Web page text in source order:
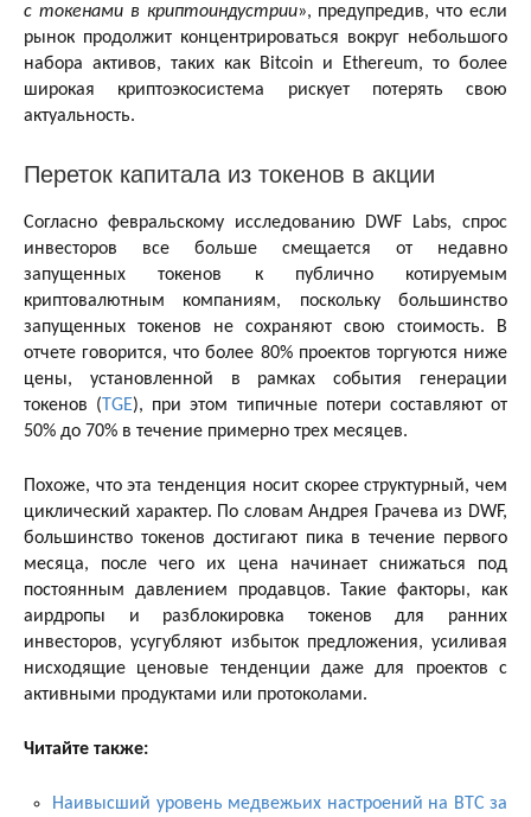
с токенами в криптоиндустрии», предупредив, что если
рынок продолжит концентрироваться вокруг небольшого
набора активов, таких как Bitcoin и Ethereum, то более
широкая криптоэкосистема рискует потерять свою
актуальность.
Переток капитала из токенов в акции
Согласно февральскому исследованию DWF Labs, спрос
инвесторов все больше смещается от недавно
запущенных токенов к публично котируемым
криптовалютным компаниям, поскольку большинство
запущенных токенов не сохраняют свою стоимость. В
отчете говорится, что более 80% проектов торгуются ниже
цены, установленной в рамках события генерации
токенов ( TGE), при этом типичные потери составляют от
50% до 70% в течение примерно трех месяцев.
Похоже, что эта тенденция носит скорее структурный, чем
циклический характер. По словам Андрея Грачева из DWF,
большинство токенов достигают пика в течение первого
месяца, после чего их цена начинает снижаться под
постоянным давлением продавцов. Такие факторы, как
аирдропы и разблокировка токенов для ранних
инвесторов, усугубляют избыток предложения, усиливая
нисходящие ценовые тенденции даже для проектов с
активными продуктами или протоколами.
Читайте также:
Наивысший уровень медвежьих настроений на BTC за